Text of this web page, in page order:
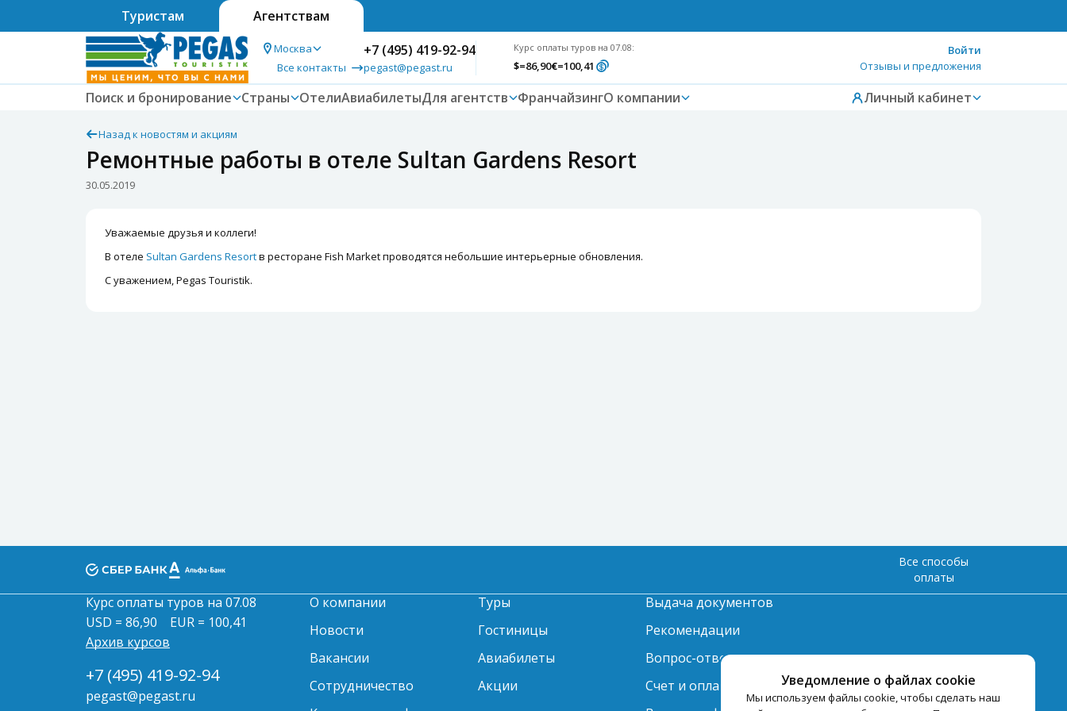
Туристам Агентствам
Москва
Все контакты
+7 (495) 419-92-94
pegast@pegast.ru
Курс оплаты туров на 07.08:
$=86,90€=100,41
Войти
Отзывы и предложения
Поиск и бронирование Страны ОтелиАвиабилетыДля агентств ФранчайзингО компании Личный кабинет
Назад к новостям и акциям
Ремонтные работы в отеле Sultan Gardens Resort
30.05.2019
Уважаемые друзья и коллеги!
В отеле Sultan Gardens Resortв ресторане Fish Market проводятся небольшие интерьерные обновления.
С уважением, Pegas Touristik.
Уведомление о файлах cookie
Мы используем файлы cookie, чтобы сделать наш
Все способы
оплаты
Курс оплаты туров на 07.08
USD = 86,90
EUR = 100,41
Архив курсов
+7 (495) 419-92-94
pegast@pegast.ru
О компании
Новости
Вакансии
Сотрудничество
Туры
Гостиницы
Авиабилеты
Акции
Выдача документов
Рекомендации
Вопрос-ответ
Счет и оплата